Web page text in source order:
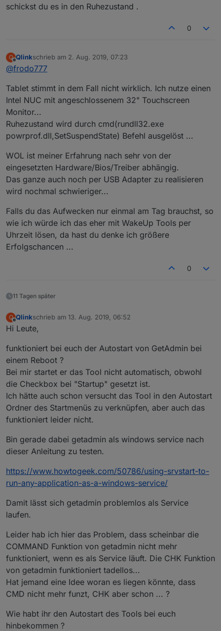
schickst du es in den Ruhezustand .
0
Q
Offline
Qlinkschrieb am 2. Aug. 2019, 07:23
zuletzt editiert von
@frodo777
Tablet stimmt in dem Fall nicht wirklich. Ich nutze einen
Intel NUC mit angeschlossenem 32" Touchscreen
Monitor...
Ruhezustand wird durch cmd(rundll32.exe
powrprof.dll,SetSuspendState) Befehl ausgelöst ...
WOL ist meiner Erfahrung nach sehr von der
eingesetzten Hardware/Bios/Treiber abhängig.
Das ganze auch noch per USB Adapter zu realisieren
wird nochmal schwieriger...
Falls du das Aufwecken nur einmal am Tag brauchst, so
wie ich würde ich das eher mit WakeUp Tools per
Uhrzeit lösen, da hast du denke ich größere
Erfolgschancen ...
0
11 Tagen später
Q
Offline
Qlinkschrieb am 13. Aug. 2019, 06:52
zuletzt editiert von
Hi Leute,
funktioniert bei euch der Autostart von GetAdmin bei
einem Reboot ?
Bei mir startet er das Tool nicht automatisch, obwohl
die Checkbox bei "Startup" gesetzt ist.
Ich hätte auch schon versucht das Tool in den Autostart
Ordner des Startmenüs zu verknüpfen, aber auch das
funktioniert leider nicht.
Bin gerade dabei getadmin als windows service nach
dieser Anleitung zu testen.
https://www.howtogeek.com/50786/using-srvstart-to-
run-any-application-as-a-windows-service/
Damit lässt sich getadmin problemlos als Service
laufen.
Leider hab ich hier das Problem, dass scheinbar die
COMMAND Funktion von getadmin nicht mehr
funktioniert, wenn es als Service läuft. Die CHK Funktion
von getadmin funktioniert tadellos...
Hat jemand eine Idee woran es liegen könnte, dass
CMD nicht mehr funzt, CHK aber schon ... ?
Wie habt ihr den Autostart des Tools bei euch
hinbekommen ?